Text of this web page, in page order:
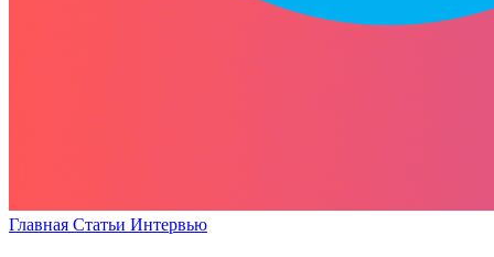
Главная Статьи Интервью